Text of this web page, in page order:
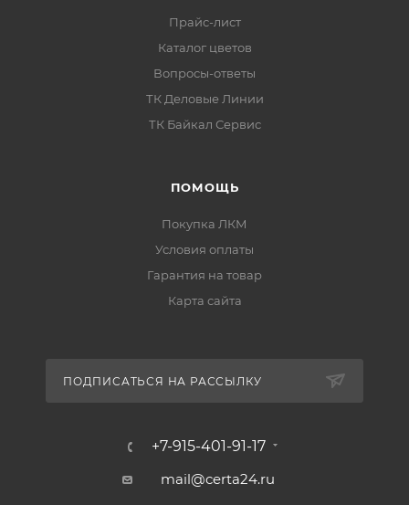
Прайс-лист
Каталог цветов
Вопросы-ответы
ТК Деловые Линии
ТК Байкал Сервис
ПОМОЩЬ
Покупка ЛКМ
Условия оплаты
Гарантия на товар
Карта сайта
ПОДПИСАТЬСЯ НА РАССЫЛКУ
+7-915-401-91-17
mail@certa24.ru